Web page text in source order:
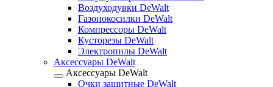
Воздуходувки DeWalt
Газонокосилки DeWalt
Компрессоры DeWalt
Кусторезы DeWalt
Электропилы DeWalt
Аксессуары DeWalt
Аксессуары DeWalt
Очки защитные DeWalt